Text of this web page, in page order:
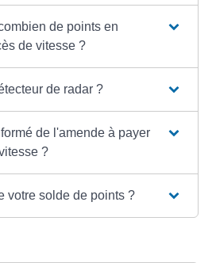
de points en
de vitesse ?
de radar ?
de l'amende à payer
?
votre solde de points ?